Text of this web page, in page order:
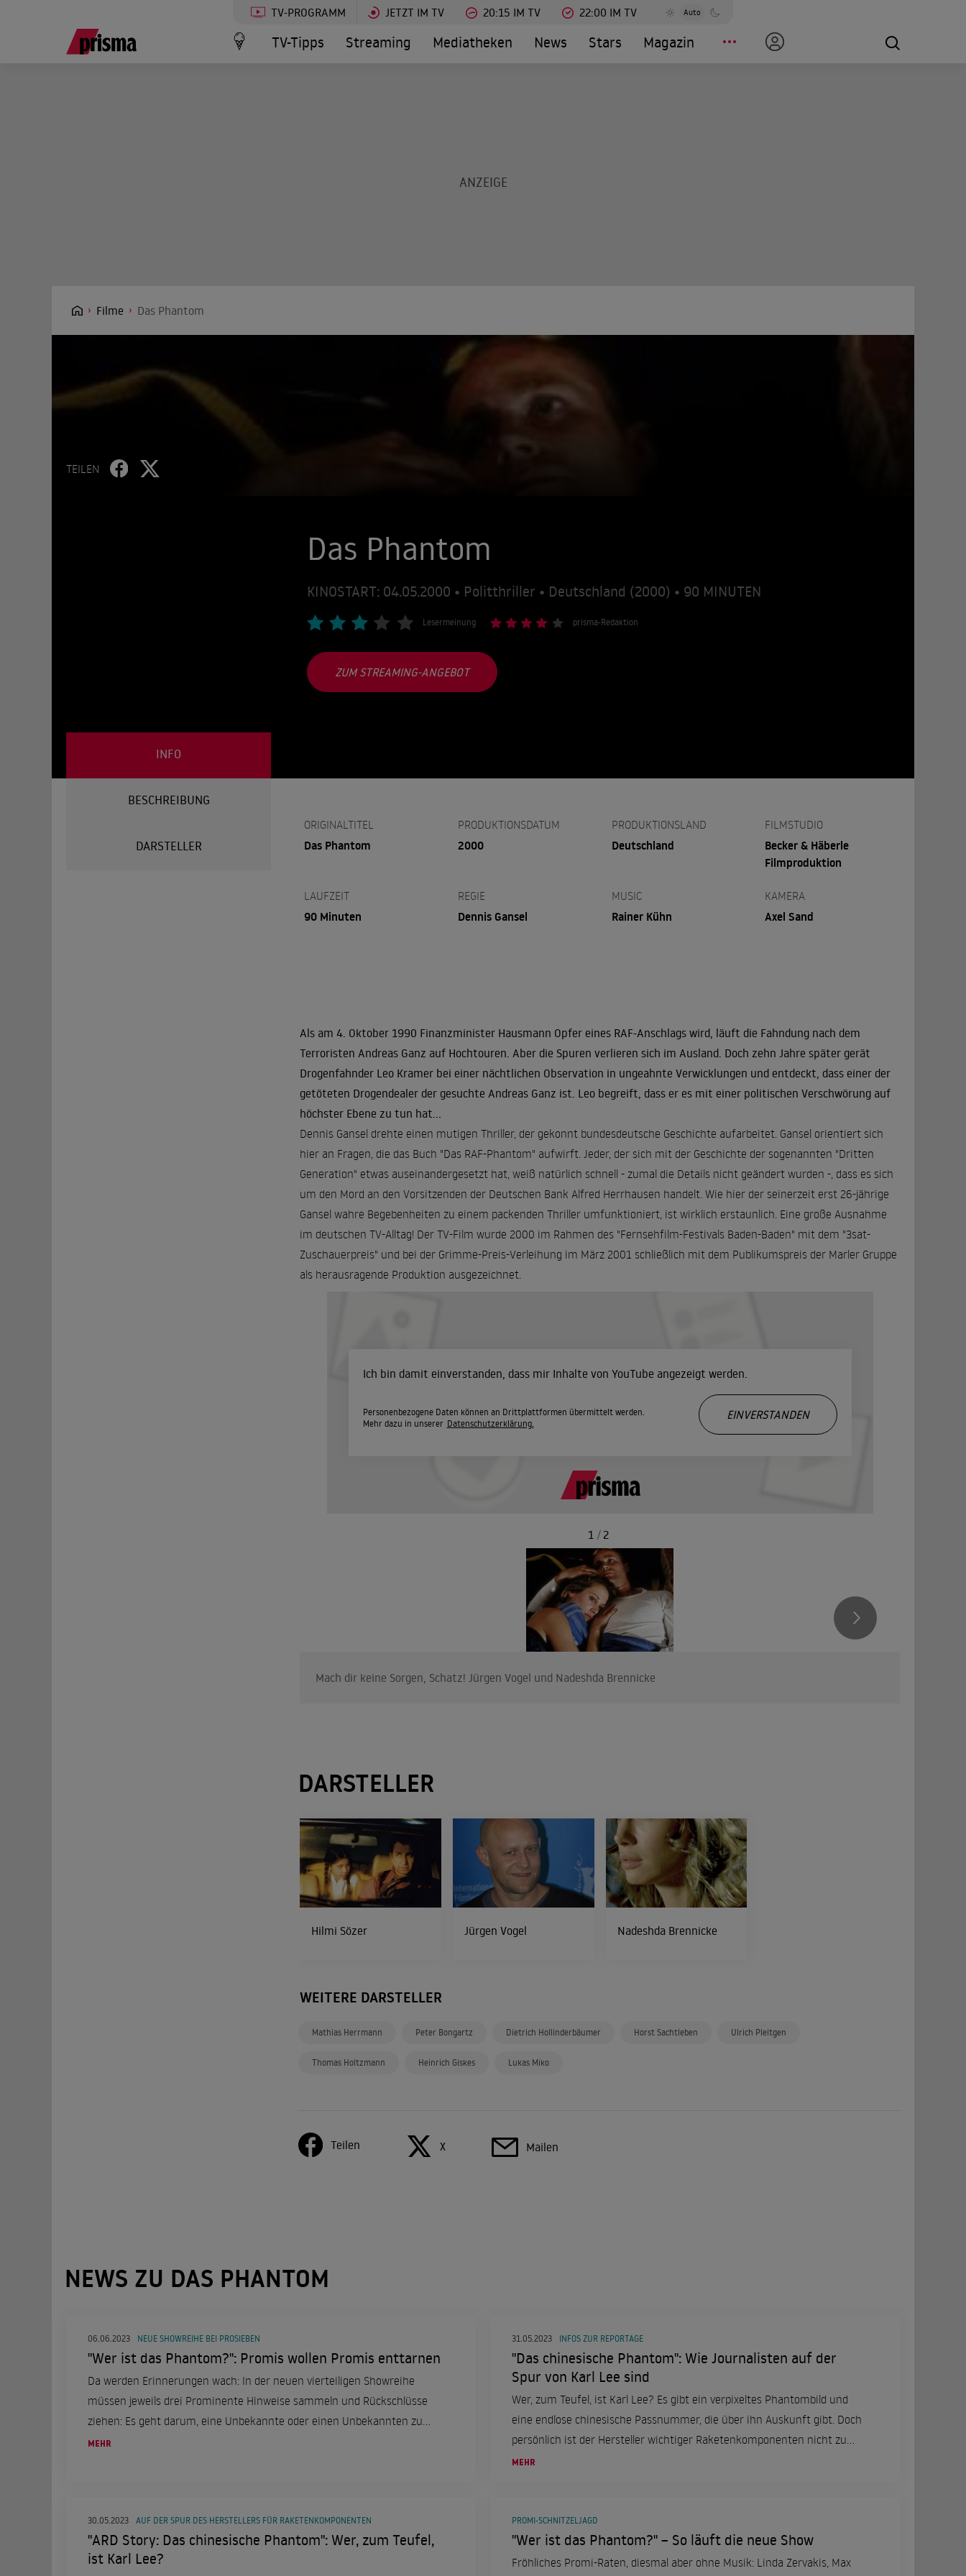
TV-PROGRAMM JETZT IM TV 20:15 IM TV 22:00 IM TV Auto
TV-Tipps Streaming Mediatheken News Stars Magazin
Filme Das Phantom
TEILEN
Das Phantom
KINOSTART: 04.05.2000 • Politthriller • Deutschland (2000) • 90 MINUTEN
Lesermeinung prisma-Redaktion
ZUM STREAMING-ANGEBOT
INFO
BESCHREIBUNG
DARSTELLER
ORIGINALTITEL
Das Phantom
PRODUKTIONSDATUM
2000
PRODUKTIONSLAND
Deutschland
FILMSTUDIO
Becker & Häberle
Filmproduktion
LAUFZEIT
90 Minuten
REGIE
Dennis Gansel
MUSIC
Rainer Kühn
KAMERA
Axel Sand
Als am 4. Oktober 1990 Finanzminister Hausmann Opfer eines RAF-Anschlags wird, läuft die Fahndung nach dem
Terroristen Andreas Ganz auf Hochtouren. Aber die Spuren verlieren sich im Ausland. Doch zehn Jahre später gerät
Drogenfahnder Leo Kramer bei einer nächtlichen Observation in ungeahnte Verwicklungen und entdeckt, dass einer der
getöteten Drogendealer der gesuchte Andreas Ganz ist. Leo begreift, dass er es mit einer politischen Verschwörung auf
höchster Ebene zu tun hat...
Dennis Gansel drehte einen mutigen Thriller, der gekonnt bundesdeutsche Geschichte aufarbeitet. Gansel orientiert sich
hier an Fragen, die das Buch "Das RAF-Phantom" aufwirft. Jeder, der sich mit der Geschichte der sogenannten "Dritten
Generation" etwas auseinandergesetzt hat, weiß natürlich schnell - zumal die Details nicht geändert wurden -, dass es sich
um den Mord an den Vorsitzenden der Deutschen Bank Alfred Herrhausen handelt. Wie hier der seinerzeit erst 26-jährige
Gansel wahre Begebenheiten zu einem packenden Thriller umfunktioniert, ist wirklich erstaunlich. Eine große Ausnahme
im deutschen TV-Alltag! Der TV-Film wurde 2000 im Rahmen des "Fernsehfilm-Festivals Baden-Baden" mit dem "3sat-
Zuschauerpreis" und bei der Grimme-Preis-Verleihung im März 2001 schließlich mit dem Publikumspreis der Marler Gruppe
als herausragende Produktion ausgezeichnet.
Ich bin damit einverstanden, dass mir Inhalte von YouTube angezeigt werden.
Personenbezogene Daten können an Drittplattformen übermittelt werden.
Mehr dazu in unserer Datenschutzerklärung.
EINVERSTANDEN
Mach dir keine Sorgen, Schatz! Jürgen Vogel und Nadeshda Brennicke
1 / 2
DARSTELLER
Hilmi Sözer Jürgen Vogel Nadeshda Brennicke
WEITERE DARSTELLER
Mathias Herrmann Peter Bongartz Dietrich Hollinderbäumer Horst Sachtleben Ulrich Pleitgen
Thomas Holtzmann Heinrich Giskes Lukas Miko
Teilen X Mailen
NEWS ZU DAS PHANTOM
06.06.2023 NEUE SHOWREIHE BEI PROSIEBEN
"Wer ist das Phantom?": Promis wollen Promis enttarnen
Da werden Erinnerungen wach: In der neuen vierteiligen Showreihe
müssen jeweils drei Prominente Hinweise sammeln und Rückschlüsse
ziehen: Es geht darum, eine Unbekannte oder einen Unbekannten zu
entlarven.
MEHR
31.05.2023 INFOS ZUR REPORTAGE
"Das chinesische Phantom": Wie Journalisten auf der
Spur von Karl Lee sind
Wer, zum Teufel, ist Karl Lee? Es gibt ein verpixeltes Phantombild und
eine endlose chinesische Passnummer, die über ihn Auskunft gibt. Doch
persönlich ist der Hersteller wichtiger Raketenkomponenten nicht zu
fassen. Ein Rechercheteam um den Journalisten Philipp Grüll setzte sich
MEHR
30.05.2023 AUF DER SPUR DES HERSTELLERS FÜR RAKETENKOMPONENTEN
"ARD Story: Das chinesische Phantom": Wer, zum Teufel,
ist Karl Lee?
PROMI-SCHNITZELJAGD
"Wer ist das Phantom?" – So läuft die neue Show
Fröhliches Promi-Raten, diesmal aber ohne Musik: Linda Zervakis, Max